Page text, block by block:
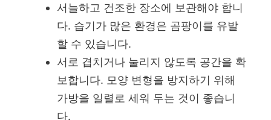
서늘하고 건조한 장소에 보관해야 합니
다. 습기가 많은 환경은 곰팡이를 유발
할 수 있습니다.
서로 겹치거나 눌리지 않도록 공간을 확
보합니다. 모양 변형을 방지하기 위해
가방을 일렬로 세워 두는 것이 좋습니
다.